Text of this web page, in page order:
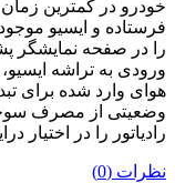
خودرو در کمترین زمان
فرستاده و ایسیو
را در صفحه نمایشگر
ورودی به تراشه
هوای وارد شده برای
وضعیتی از مصرف
رادیاتور را در اختیار
نظرات (0)